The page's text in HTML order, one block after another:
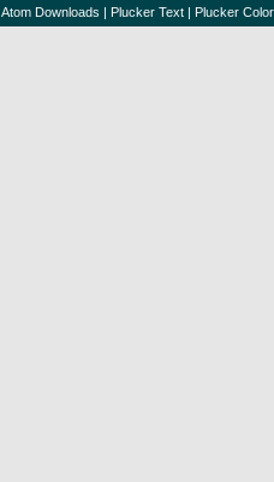
Atom Downloads | Plucker Text | Plucker Color